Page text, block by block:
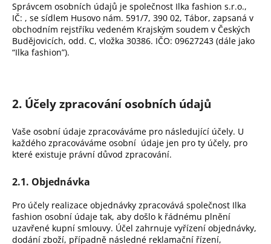
Správcem osobních údajů je společnost Ilka fashion s.r.o.,
IČ: , se sídlem Husovo nám. 591/7, 390 02, Tábor, zapsaná v
obchodním rejstříku vedeném Krajským soudem v Českých
Budějovicích, odd. C, vložka 30386. IČO: 09627243 (dále jako
“Ilka fashion”).
2. Účely zpracování osobních údajů
Vaše osobní údaje zpracováváme pro následující účely. U
každého zpracováváme osobní údaje jen pro ty účely, pro
které existuje právní důvod zpracování.
2.1. Objednávka
Pro účely realizace objednávky zpracovává společnost Ilka
fashion osobní údaje tak, aby došlo k řádnému plnění
uzavřené kupní smlouvy. Účel zahrnuje vyřízení objednávky,
dodání zboží, případně následné reklamační řízení,
e
n
a
j
?
D
o